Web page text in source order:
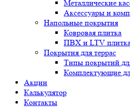
Металлические
Аксессуары и
Напольные покрытия
Ковровая плитка
ПВХ и LTV
Покрытия для террас
Типы покрытий
Комплектующие
Акции
Калькулятор
Контакты